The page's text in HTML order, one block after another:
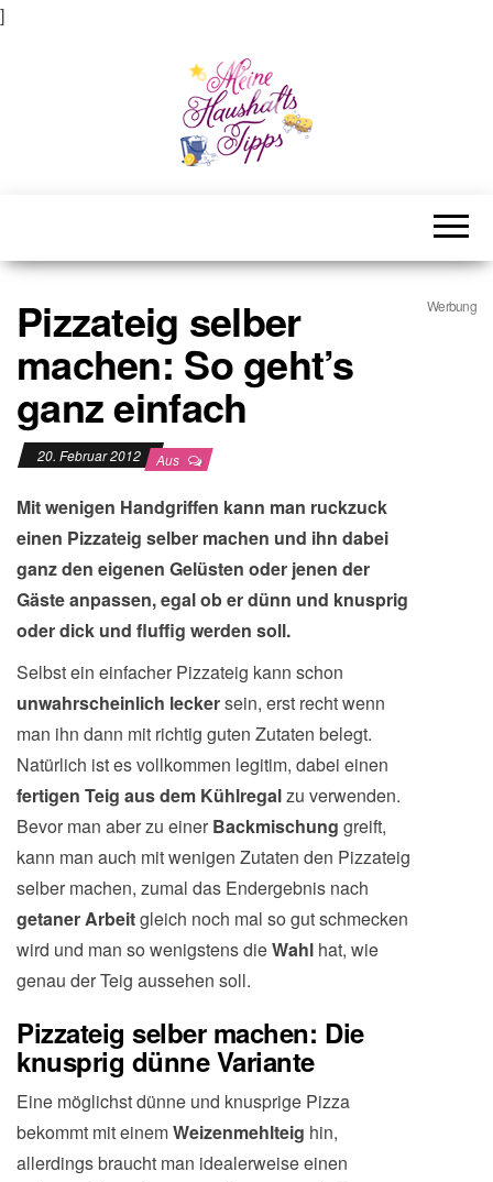
]
Pizzateig selber
machen: So geht’s
ganz einfach
Werbung
20. Februar 2012 Aus
Mit wenigen Handgriffen kann man ruckzuck
einen Pizzateig selber machen und ihn dabei
ganz den eigenen Gelüsten oder jenen der
Gäste anpassen, egal ob er dünn und knusprig
oder dick und fluffig werden soll.
Selbst ein einfacher Pizzateig kann schon
unwahrscheinlich leckersein, erst recht wenn
man ihn dann mit richtig guten Zutaten belegt.
Natürlich ist es vollkommen legitim, dabei einen
fertigen Teig aus dem Kühlregalzu verwenden.
Bevor man aber zu einer Backmischung greift,
kann man auch mit wenigen Zutaten den Pizzateig
selber machen, zumal das Endergebnis nach
getaner Arbeitgleich noch mal so gut schmecken
wird und man so wenigstens dieWahl hat, wie
genau der Teig aussehen soll.
Pizzateig selber machen: Die
knusprig dünne Variante
Eine möglichst dünne und knusprige Pizza
bekommt mit einemWeizenmehlteig hin,
allerdings braucht man idealerweise einen